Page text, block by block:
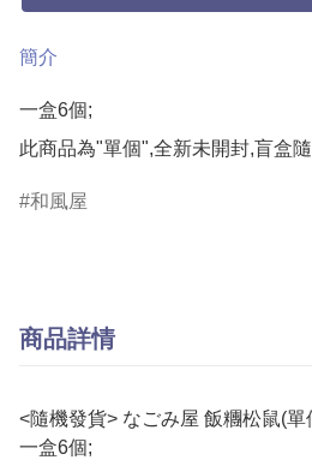
簡介
一盒6個;
此商品為"單個",全新未開封,盲盒隨
和風屋
商品詳情
<隨機發貨> なごみ屋 飯糰松鼠(單
一盒6個;